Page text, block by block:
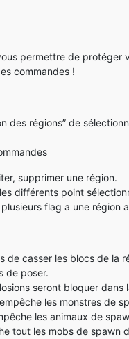
permettre de protéger
commandes !
des régions” de
supprimer une région.
différents point
flag a une région
de casser les blocs de la
de poser.
seront bloquer
les monstres de
les animaux de
tout les mobs de spawn